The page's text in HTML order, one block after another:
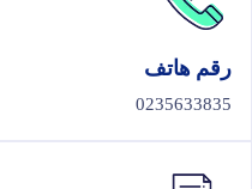
رقم هاتف
0235633835